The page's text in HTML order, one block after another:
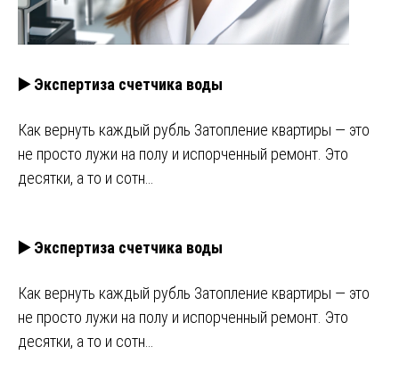
▶️ Экспертиза счетчика воды
Как вернуть каждый рубль Затопление квартиры — это
не просто лужи на полу и испорченный ремонт. Это
десятки, а то и сотн…
▶️ Экспертиза счетчика воды
Как вернуть каждый рубль Затопление квартиры — это
не просто лужи на полу и испорченный ремонт. Это
десятки, а то и сотн…